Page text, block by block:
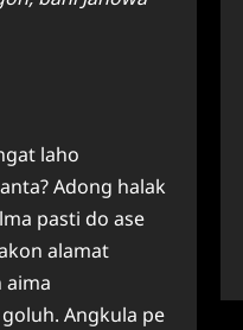
laho
Adong halak
pasti do ase
alamat
aima
Angkula pe